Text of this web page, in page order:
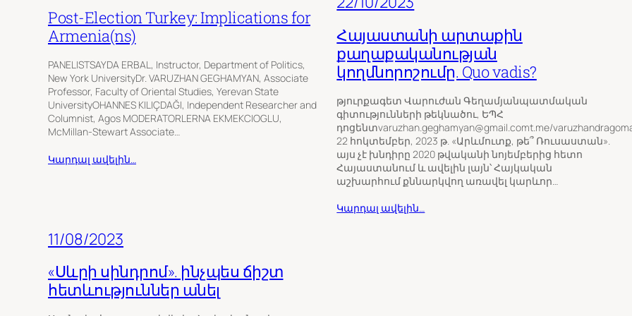
Post-Election Turkey: Implications for
Armenia(ns)
PANELISTSAYDA ERBAL, Instructor, Department of Politics,
New York UniversityDr. VARUZHAN GEGHAMYAN, Associate
Professor, Faculty of Oriental Studies, Yerevan State
UniversityOHANNES KILIÇDAĞI, Independent Researcher and
Columnist, Agos MODERATORLERNA EKMEKCIOGLU,
McMillan-Stewart Associate…
Կարդալ ավելին…
Հայաստանի արտաքին
քաղաքականության
կողմնորոշումը. Quo vadis?
թյուրքագետ Վարուժան Գեղամյանպատմական
գիտությունների թեկնածու, ԵՊՀ
դոցենտvaruzhan.geghamyan@gmail.comt.me/
22 հոկտեմբեր, 2023 թ. «Արևմուտք, թե՞ Ռուսաստան».
այս չէ խնդիրը 2020 թվականի նոյեմբերից հետո
Հայաստանում և ավելին լայն՝ Հայկական
աշխարհում քննարկվող առավել կարևոր…
Կարդալ ավելին…
11/08/2023
«Սևրի սինդրոմ». ինչպես ճիշտ
հետևություններ անել